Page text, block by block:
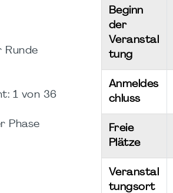
Runde
1 von 36
Phase
Beginn
der
Veranstal
tung
Anmeldes
chluss
Freie
Plätze
Veranstal
tungsort